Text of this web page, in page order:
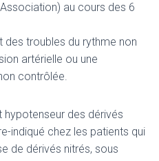
au cours des 6
des troubles du rythme non
artérielle ou une
contrôlée.
hypotenseur des dérivés
indiqué chez les patients qui
de dérivés nitrés, sous